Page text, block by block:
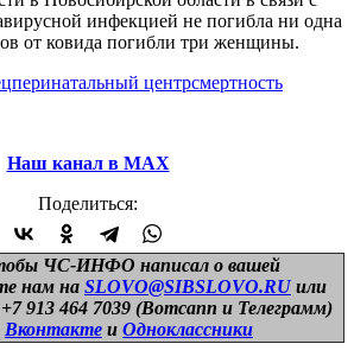
инфекцией не погибла ни одна
от ковида погибли три женщины.
перинатальный центрсмертность
Наш канал в МАХ
Поделиться:
ЧС-ИНФО написал о вашей
нам на SLOVO@SIBSLOVO.RU или
913 464 7039 (Вотсапп и Телеграмм)
Вконтакте и Одноклассники